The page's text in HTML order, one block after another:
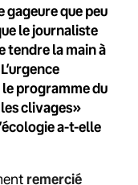
gageure que peu
le journaliste
tendre la main à
programme du
clivages»
a-t-elle
remercié